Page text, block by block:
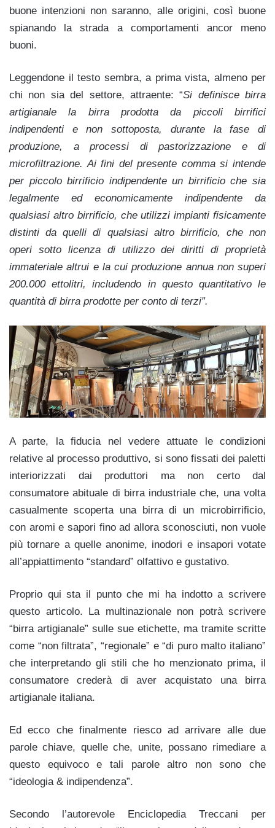
buone intenzioni non saranno, alle origini, così buone
spianando la strada a comportamenti ancor meno
buoni.
Leggendone il testo sembra, a prima vista, almeno per
chi non sia del settore, attraente: “Si definisce birra
artigianale la birra prodotta da piccoli birrifici
indipendenti e non sottoposta, durante la fase di
produzione, a processi di pastorizzazione e di
microfiltrazione. Ai fini del presente comma si intende
per piccolo birrificio indipendente un birrificio che sia
legalmente ed economicamente indipendente da
qualsiasi altro birrificio, che utilizzi impianti fisicamente
distinti da quelli di qualsiasi altro birrificio, che non
operi sotto licenza di utilizzo dei diritti di proprietà
immateriale altrui e la cui produzione annua non superi
200.000 ettolitri, includendo in questo quantitativo le
quantità di birra prodotte per conto di terzi”.
A parte, la fiducia nel vedere attuate le condizioni
relative al processo produttivo, si sono fissati dei paletti
interiorizzati dai produttori ma non certo dal
consumatore abituale di birra industriale che, una volta
casualmente scoperta una birra di un microbirrificio,
con aromi e sapori fino ad allora sconosciuti, non vuole
più tornare a quelle anonime, inodori e insapori votate
all’appiattimento “standard” olfattivo e gustativo.
Proprio qui sta il punto che mi ha indotto a scrivere
questo articolo. La multinazionale non potrà scrivere
“birra artigianale” sulle sue etichette, ma tramite scritte
come “non filtrata”, “regionale” e “di puro malto italiano”
che interpretando gli stili che ho menzionato prima, il
consumatore crederà di aver acquistato una birra
artigianale italiana.
Ed ecco che finalmente riesco ad arrivare alle due
parole chiave, quelle che, unite, possano rimediare a
questo equivoco e tali parole altro non sono che
“ideologia & indipendenza”.
Secondo l’autorevole Enciclopedia Treccani per